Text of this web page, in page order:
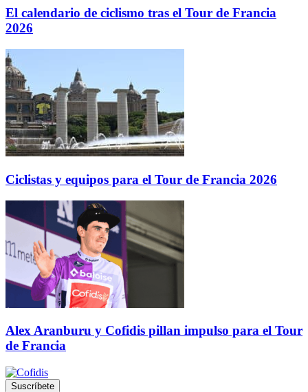
El calendario de ciclismo tras el Tour de Francia
2026
Ciclistas y equipos para el Tour de Francia 2026
Alex Aranburu y Cofidis pillan impulso para el Tour
de Francia
Suscríbete